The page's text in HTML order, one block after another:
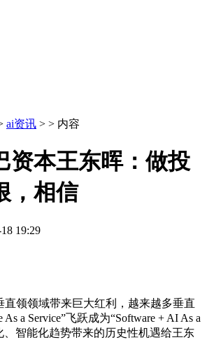
ai资讯 > > 内容
资本王东晖：做投
，相信
19:29
领领域带来巨大红利，越来越多垂直
As a Service”飞跃成为“Software + AI As a
、智能化趋势带来的历史性机遇给王东